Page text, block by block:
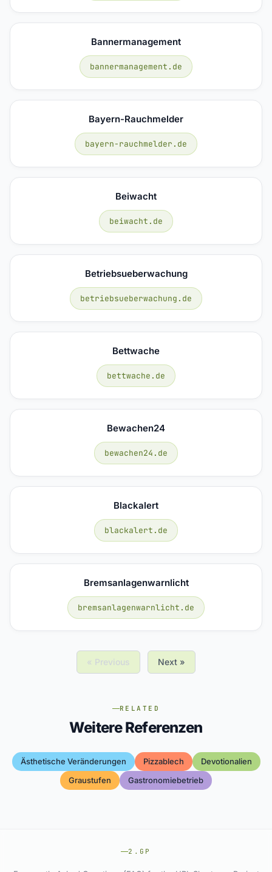
Bannermanagement
bannermanagement.de
Bayern-Rauchmelder
bayern-rauchmelder.de
Beiwacht
beiwacht.de
Betriebsueberwachung
betriebsueberwachung.de
Bettwache
bettwache.de
Bewachen24
bewachen24.de
Blackalert
blackalert.de
Bremsanlagenwarnlicht
bremsanlagenwarnlicht.de
« Previous Next »
RELATED
Weitere Referenzen
Ästhetische Veränderungen Pizzablech
Devotionalien
Graustufen
Gastronomiebetrieb
2.GP